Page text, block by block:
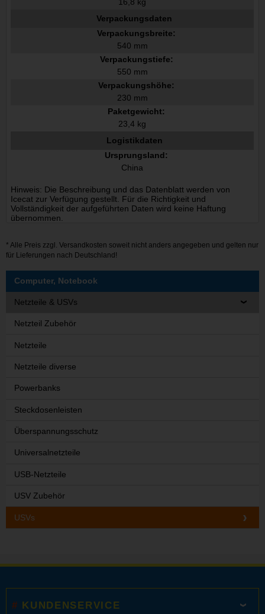
Verpackungsdaten
Verpackungsbreite:
540 mm
Verpackungstiefe:
550 mm
Verpackungshöhe:
230 mm
Paketgewicht:
23,4 kg
Logistikdaten
Ursprungsland:
China
Hinweis: Die Beschreibung und das Datenblatt werden von
Icecat zur Verfügung gestellt. Für die Richtigkeit und
Vollständigkeit der aufgeführten Daten wird keine Haftung
übernommen.
* Alle Preis zzgl. Versandkosten soweit nicht anders angegeben und gelten nur
für Lieferungen nach Deutschland!
Computer, Notebook
Netzteile & USVs
Netzteil Zubehör
Netzteile
Netzteile diverse
Powerbanks
Steckdosenleisten
Überspannungsschutz
Universalnetzteile
USB-Netzteile
USV Zubehör
USVs
KUNDENSERVICE